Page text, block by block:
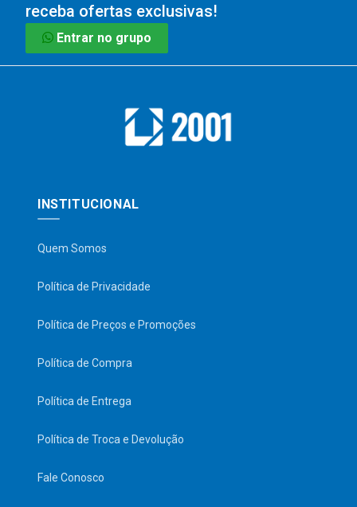
receba ofertas exclusivas!
Entrar no grupo
INSTITUCIONAL
Quem Somos
Política de Privacidade
Política de Preços e Promoções
Política de Compra
Política de Entrega
Política de Troca e Devolução
Fale Conosco